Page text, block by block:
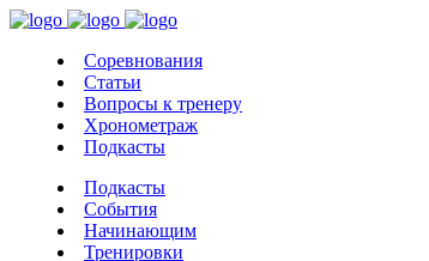
Соревнования
Статьи
Вопросы к тренеру
Хронометраж
Подкасты
Подкасты
События
Начинающим
Тренировки